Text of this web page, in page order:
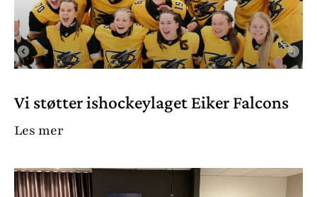
Vi støtter ishockeylaget Eiker Falcons
Les mer